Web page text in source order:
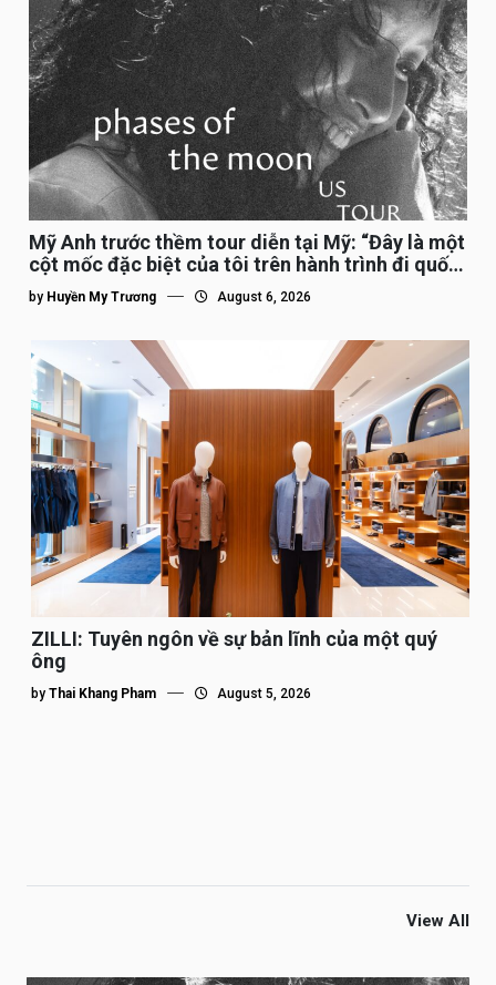
Mỹ Anh trước thềm tour diễn tại Mỹ: “Đây là một
cột mốc đặc biệt của tôi trên hành trình đi quốc
tế”
by Huyền My Trương August 6, 2026
ZILLI: Tuyên ngôn về sự bản lĩnh của một quý
ông
by Thai Khang Pham August 5, 2026
View All